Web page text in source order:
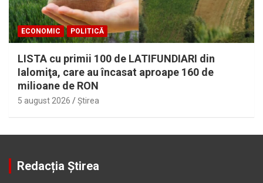
ECONOMIC POLITICĂ
LISTA cu primii 100 de LATIFUNDIARI din
Ialomiţa, care au încasat aproape 160 de
milioane de RON
5 august 2026 Ştirea
Redacția Știrea